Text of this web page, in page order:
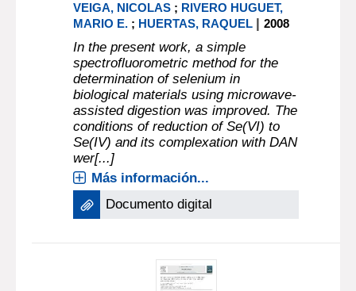
VEIGA, NICOLAS ; RIVERO HUGUET,
MARIO E. ; HUERTAS, RAQUEL |2008
In the present work, a simple
spectrofluorometric method for the
determination of selenium in
biological materials using microwave-
assisted digestion was improved. The
conditions of reduction of Se(VI) to
Se(IV) and its complexation with DAN
wer[...]
Más información...
Documento digital